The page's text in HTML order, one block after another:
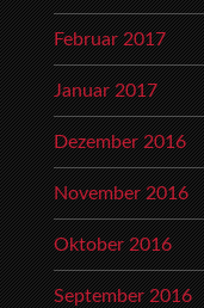
Februar 2017
Januar 2017
Dezember 2016
November 2016
Oktober 2016
September 2016